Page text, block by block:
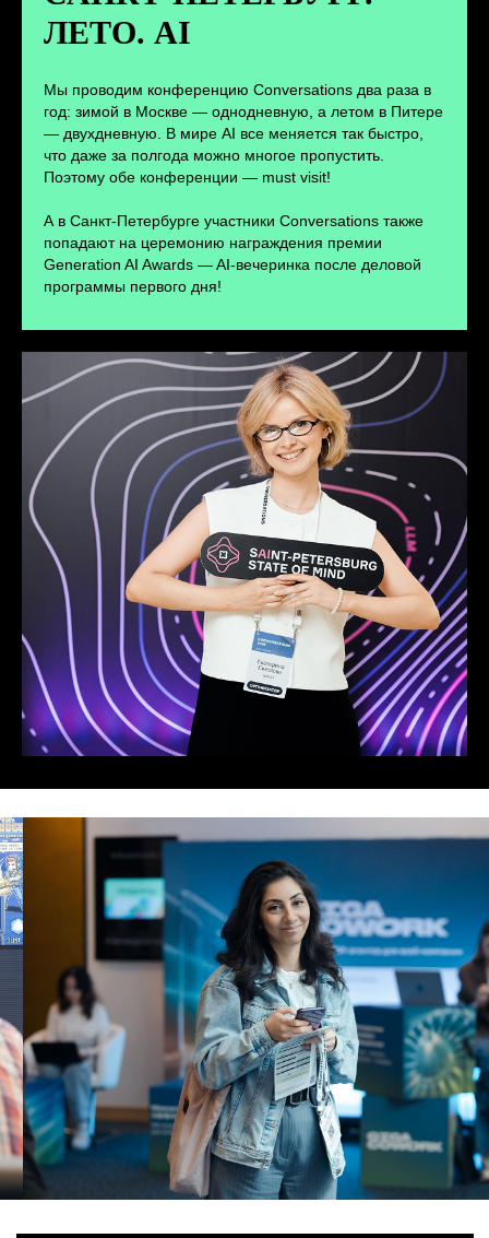
ЛЕТО. AI
Мы проводим конференцию Conversations два раза в
год: зимой в Москве — однодневную, а летом в Питере
— двухдневную. В мире AI все меняется так быстро,
что даже за полгода можно многое пропустить.
Поэтому обе конференции — must visit!
А в Санкт-Петербурге участники Conversations также
попадают на церемонию награждения премии
Generation AI Awards — AI-вечеринка после деловой
программы первого дня!